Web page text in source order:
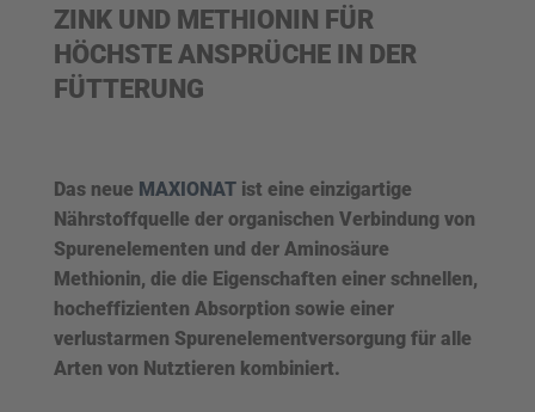
ZINK UND METHIONIN FÜR
HÖCHSTE ANSPRÜCHE IN DER
FÜTTERUNG
Das neue MAXIONAT ist eine einzigartige
Nährstoffquelle der organischen Verbindung von
Spurenelementen und der Aminosäure
Methionin, die die Eigenschaften einer schnellen,
hocheffizienten Absorption sowie einer
verlustarmen Spurenelementversorgung für alle
Arten von Nutztieren kombiniert.